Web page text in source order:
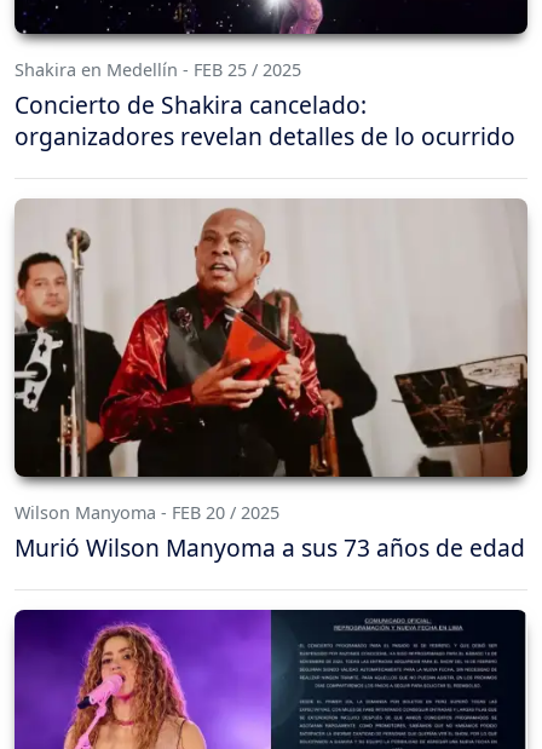
Shakira en Medellín - FEB 25 / 2025
Concierto de Shakira cancelado:
organizadores revelan detalles de lo ocurrido
Wilson Manyoma - FEB 20 / 2025
Murió Wilson Manyoma a sus 73 años de edad